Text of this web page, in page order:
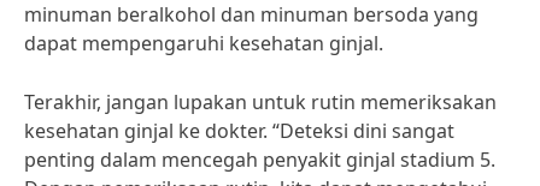
minuman beralkohol dan minuman bersoda yang
dapat mempengaruhi kesehatan ginjal.
Terakhir, jangan lupakan untuk rutin memeriksakan
kesehatan ginjal ke dokter. “Deteksi dini sangat
penting dalam mencegah penyakit ginjal stadium 5.